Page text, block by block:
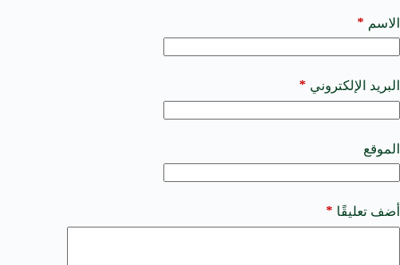
الاسم *
البريد الإلكتروني *
الموقع
أضف تعليقًا *
t
e
a
t
i
e
: